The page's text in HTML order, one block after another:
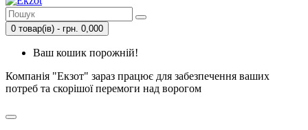
0 товар(ів) - грн. 0,000
Ваш кошик порожній!
Компанія "Екзот" зараз працює для забезпечення ваших
потреб та скорішої перемоги над ворогом